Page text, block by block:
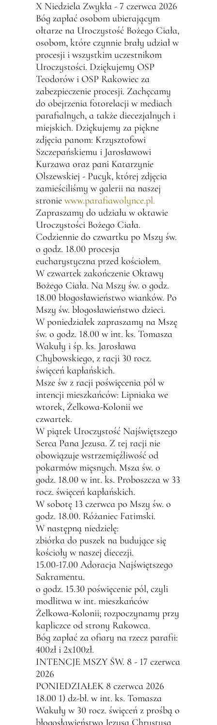
X Niedziela Zwykła - 7 czerwca 2026
Bóg zapłać osobom ubierającym
ołtarze na Uroczystość Bożego Ciała,
osobom, które czynnie brały udział w
procesji i wszystkim uczestnikom
Uroczystości. Dziękujemy OSP
Teodorów i OSP Rakowiec za
zabezpieczenie procesji. Zachęcamy
do obejrzenia fotorelacji w mediach
parafialnych, a także diecezjalnych i
miejskich. Dziękujemy za piękne
zdjęcia panom: Krzysztofowi
Szczepańskiemu i Jarosławowi
Kurzawa oraz pani Katarzynie
Olszewskiej - Pucyk, której zdjęcia
zamieściliśmy w galerii na naszej
stronie www.parafiawolynce.pl.
Zapraszamy do udziału w oktawie
Uroczystości Bożego Ciała.
Codziennie do czwartku po Mszy św.
o godz. 18.00 procesja
eucharystyczna przed kościołem.
W czwartek zakończenie Oktawy
Bożego Ciała. Na Mszy św. o godz.
18.00 błogosławieństwo wianków. Po
Mszy św. błogosławieństwo dzieci.
W poniedziałek zapraszamy na Mszę
św. o godz. 18.00 w int. ks. Tomasza
Wakuły i śp. ks. Jarosława
Chybowskiego, z racji 30 rocz.
święceń kapłańskich.
Msze św z racji poświęcenia pól w
intencji mieszkańców: Lipniaka we
wtorek, Żelkowa-Kolonii we
czwartek.
W piątek Uroczystość Najświętszego
Serca Pana Jezusa. Z tej racji nie
obowiązuje wstrzemięźliwość od
pokarmów mięsnych. Msza św. o
godz. 18.00 w int. ks. Proboszcza w 33
rocz. święceń kapłańskich.
W sobotę 13 czerwca po Mszy św. o
godz. 18.00. Różaniec Fatimski.
W następną niedzielę:
zbiórka do puszek na budujące się
kościoły w naszej diecezji.
15.00-17.00 Adoracja Najświętszego
Sakramentu.
o godz. 15.30 poświęcenie pól, czyli
modlitwa w int. mieszkańców
Żelkowa-Kolonii; rozpoczynamy przy
kapliczce od strony Rakowca.
Bóg zapłać za ofiary na rzecz parafii:
400zł i 2x100zł.
INTENCJE MSZY ŚW. 8 - 17 czerwca
2026
PONIEDZIAŁEK 8 czerwca 2026
18.00 1) dz-bł. w int. ks. Tomasza
Wakuły w 30 rocz. święceń z prośbą o
błogosławieństwo Jezusa Chrystusa